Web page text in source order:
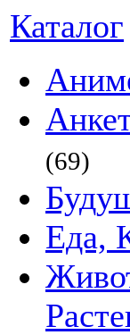
Каталог
(69)
Еда,